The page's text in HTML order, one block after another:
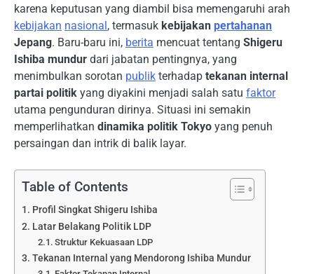
karena keputusan yang diambil bisa memengaruhi arah
kebijakan nasional , termasuk kebijakan pertahanan
Jepang. Baru-baru ini, berita mencuat tentang Shigeru
Ishiba mundur dari jabatan pentingnya, yang
menimbulkan sorotan publik terhadap tekanan internal
partai politik yang diyakini menjadi salah satu faktor
utama pengunduran dirinya. Situasi ini semakin
memperlihatkan dinamika politik Tokyo yang penuh
persaingan dan intrik di balik layar.
Table of Contents
Profil Singkat Shigeru Ishiba
Latar Belakang Politik LDP
Struktur Kekuasaan LDP
Tekanan Internal yang Mendorong Ishiba Mundur